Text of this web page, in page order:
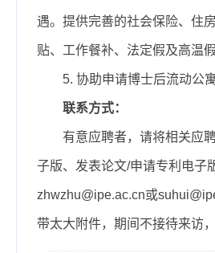
遇。提供完善的社会保险、住
贴、工作餐补、法定假及高温假
5. 协助申请博士后流动公
联系方式：
有意应聘者，请将相关应
子版、发表论文/申请专利电子
zhwzhu@ipe.ac.cn或
带太大附件，期间不接待来访，